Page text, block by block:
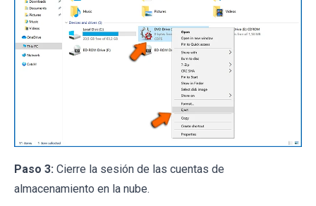
Paso 3: Cierre la sesión de las cuentas de
almacenamiento en la nube.